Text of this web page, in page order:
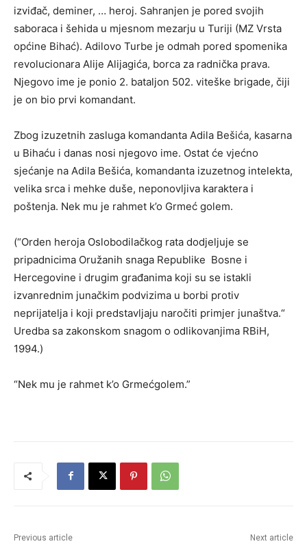
izviđač, deminer, … heroj. Sahranjen je pored svojih
saboraca i šehida u mjesnom mezarju u Turiji (MZ Vrsta
općine Bihać). Adilovo Turbe je odmah pored spomenika
revolucionara Alije Alijagića, borca za radnička prava.
Njegovo ime je ponio 2. bataljon 502. viteške brigade, čiji
je on bio prvi komandant.
Zbog izuzetnih zasluga komandanta Adila Bešića, kasarna
u Bihaću i danas nosi njegovo ime. Ostat će vjećno
sjećanje na Adila Bešića, komandanta izuzetnog intelekta,
velika srca i mehke duše, neponovljiva karaktera i
poštenja. Nek mu je rahmet k’o Grmeć golem.
(“Orden heroja Oslobodilačkog rata dodjeljuje se
pripadnicima Oružanih snaga Republike Bosne i
Hercegovine i drugim građanima koji su se istakli
izvanrednim junačkim podvizima u borbi protiv
neprijatelja i koji predstavljaju naročiti primjer junaštva.“
Uredba sa zakonskom snagom o odlikovanjima RBiH,
1994.)
“Nek mu je rahmet k’o Grmećgolem.”
Previous article Next article